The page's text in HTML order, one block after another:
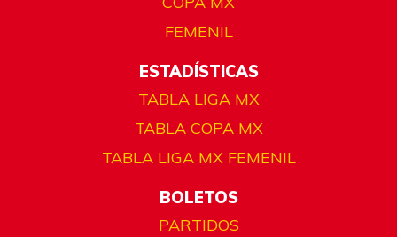
FEMENIL
ESTADÍSTICAS
TABLA LIGA MX
TABLA COPA MX
TABLA LIGA MX FEMENIL
BOLETOS
PARTIDOS